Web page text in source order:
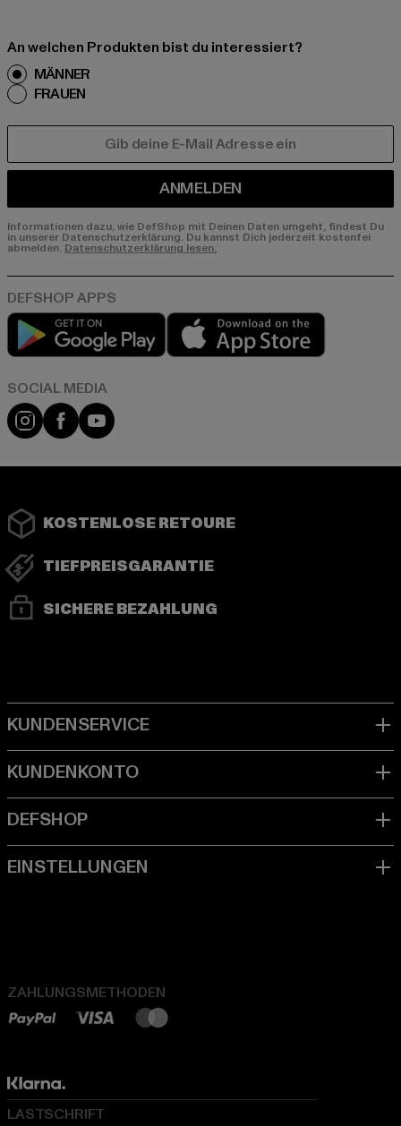
An welchen Produkten bist du interessiert?
MÄNNER
FRAUEN
ANMELDEN
Informationen dazu, wie DefShop mit Deinen Daten umgeht, findest Du
in unserer Datenschutzerklärung. Du kannst Dich jederzeit kostenfei
abmelden. Datenschutzerklärung lesen.
Play market
Instagram
FacebookYouTube
KOSTENLOSE RETOURE
TIEFPREISGARANTIE
SICHERE BEZAHLUNG
ZAHLUNGSMETHODEN
LASTSCHRIFT